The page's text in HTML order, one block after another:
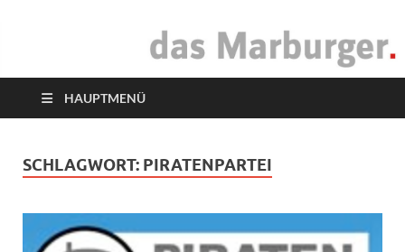
das Marburger.
HAUPTMENÜ
SCHLAGWORT: PIRATENPARTEI